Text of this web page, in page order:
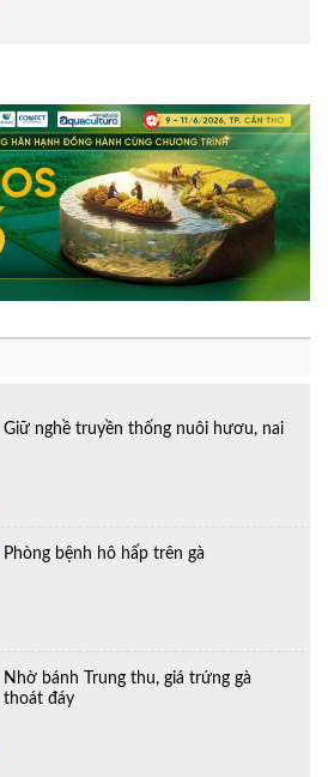
Giữ nghề truyền thống nuôi hươu, nai
Phòng bệnh hô hấp trên gà
Nhờ bánh Trung thu, giá trứng gà
thoát đáy